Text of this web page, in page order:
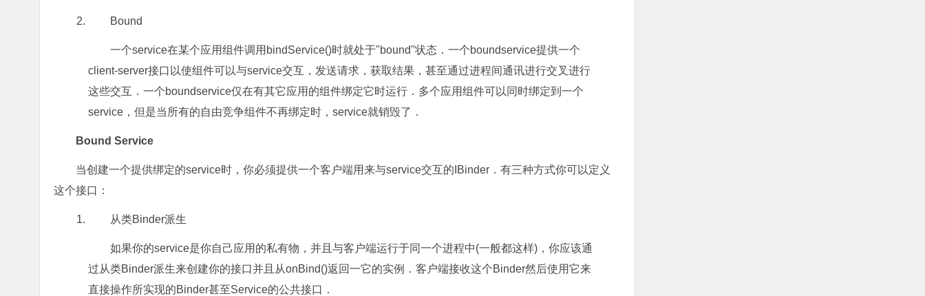
Bound
一个service在某个应用组件调用bindService()时就处于"bound"状态．一个boundservice提供一个
client-server接口以使组件可以与service交互，发送请求，获取结果，甚至通过进程间通讯进行交叉进行
这些交互．一个boundservice仅在有其它应用的组件绑定它时运行．多个应用组件可以同时绑定到一个
service，但是当所有的自由竞争组件不再绑定时，service就销毁了．
Bound Service
当创建一个提供绑定的service时，你必须提供一个客户端用来与service交互的IBinder．有三种方式你可以定义
这个接口：
从类Binder派生
如果你的service是你自己应用的私有物，并且与客户端运行于同一个进程中(一般都这样)，你应该通
过从类Binder派生来创建你的接口并且从onBind()返回一它的实例．客户端接收这个Binder然后使用它来
直接操作所实现的Binder甚至Service的公共接口．